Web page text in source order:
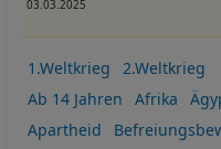
03.03.2025
1.Weltkrieg
2.Weltkrieg
Ab 14 Jahren
Afrika
Apartheid